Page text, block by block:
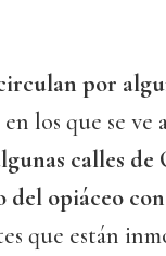
por
los que se ve
calles de
del opiáceo
que están